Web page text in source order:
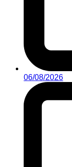
06/08/2026